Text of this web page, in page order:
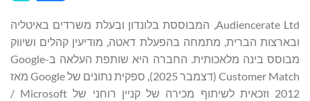
Audiencerate Ltd, המבוססת בלונדון ובעלת משרדים באיטליה
ובארצות הברית, מתמחה בהפעלת דאטה, מודיעין קהלים ושיווק
מבוסס בינה מלאכותית. החברה היא שותפת העלאה ב-Google
Customer Match (דצמבר 2025), ספקית נתונים של Google מאז
2012 וזכאית לשיתוף מכירה של קניין רוחני של Microsoft /